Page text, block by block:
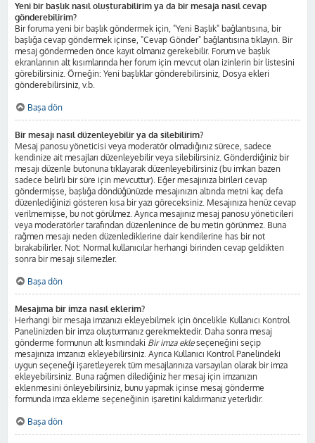
Yeni bir başlık nasıl oluşturabilirim ya da bir mesaja nasıl cevap
gönderebilirim?
Bir foruma yeni bir başlık göndermek için, "Yeni Başlık" bağlantısına, bir
başlığa cevap göndermek içinse, "Cevap Gönder" bağlantısına tıklayın. Bir
mesaj göndermeden önce kayıt olmanız gerekebilir. Forum ve başlık
ekranlarının alt kısımlarında her forum için mevcut olan izinlerin bir listesini
görebilirsiniz. Örneğin: Yeni başlıklar gönderebilirsiniz, Dosya ekleri
gönderebilirsiniz, v.b.
Başa dön
Bir mesajı nasıl düzenleyebilir ya da silebilirim?
Mesaj panosu yöneticisi veya moderatör olmadığınız sürece, sadece
kendinize ait mesajları düzenleyebilir veya silebilirsiniz. Gönderdiğiniz bir
mesajı düzenle butonuna tıklayarak düzenleyebilirsiniz (bu imkan bazen
sadece belirli bir süre için mevcuttur). Eğer mesajınıza birileri cevap
göndermişse, başlığa döndüğünüzde mesajınızın altında metni kaç defa
düzenlediğinizi gösteren kısa bir yazı göreceksiniz. Mesajınıza henüz cevap
verilmemişse, bu not görülmez. Ayrıca mesajınız mesaj panosu yöneticileri
veya moderatörler tarafından düzenlenince de bu metin görünmez. Buna
rağmen mesajı neden düzenlediklerine dair kendilerine has bir not
bırakabilirler. Not: Normal kullanıcılar herhangi birinden cevap geldikten
sonra bir mesajı silemezler.
Başa dön
Mesajıma bir imza nasıl eklerim?
Herhangi bir mesaja imzanızı ekleyebilmek için öncelikle Kullanıcı Kontrol
Panelinizden bir imza oluşturmanız gerekmektedir. Daha sonra mesaj
gönderme formunun alt kısmındaki Bir imza ekleseçeneğini seçip
mesajınıza imzanızı ekleyebilirsiniz. Ayrıca Kullanıcı Kontrol Panelindeki
uygun seçeneği işaretleyerek tüm mesajlarınıza varsayılan olarak bir imza
ekleyebilirsiniz. Buna rağmen dilediğiniz her mesaj için imzanızın
eklenmesini önleyebilirsiniz, bunu yapmak içinse mesaj gönderme
formunda imza ekleme seçeneğinin işaretini kaldırmanız yeterlidir.
Başa dön